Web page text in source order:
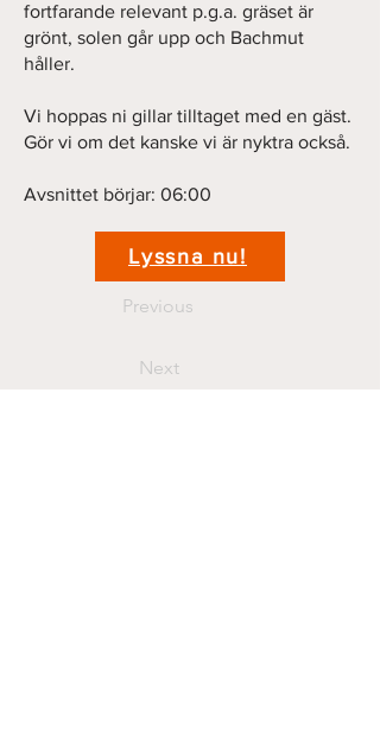
fortfarande relevant p.g.a. gräset är
grönt, solen går upp och Bachmut
håller.
Vi hoppas ni gillar tilltaget med en gäst.
Gör vi om det kanske vi är nyktra också.
Avsnittet börjar: 06:00
Lyssna nu!
Previous
Next